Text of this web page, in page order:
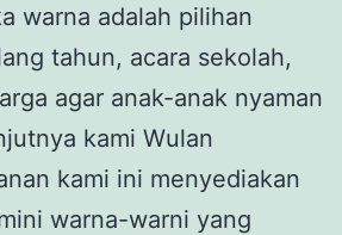
warna adalah pilihan
tahun, acara sekolah,
agar anak-anak nyaman
kami Wulan
kami ini menyediakan
warna-warni yang